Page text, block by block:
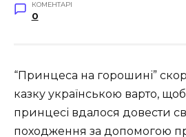
КОМЕНТАРІ
0
“Принцеса на горошині”
казку українською варто,
принцесі вдалося довести
походження за допомогою